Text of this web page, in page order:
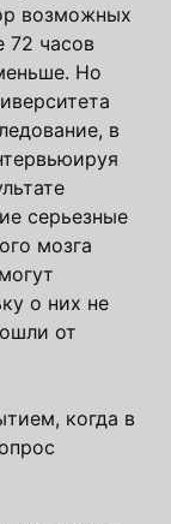
возможных
72 часов
Но
в
серьезные
мозга
о них не
от
когда в